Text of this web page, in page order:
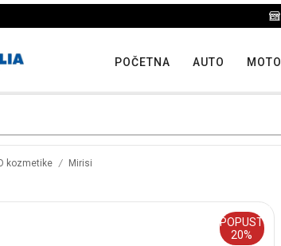
POČETNA AUTO MOTO
kozmetike / Mirisi
POPUST
20%